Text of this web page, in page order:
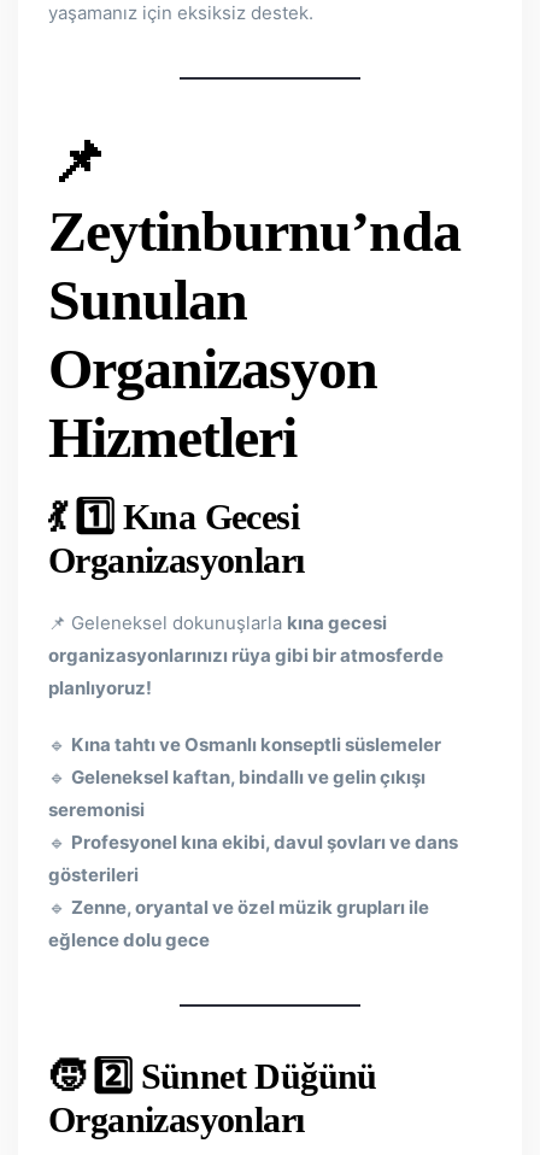
yaşamanız için eksiksiz destek.
📌
Zeytinburnu’nda
Sunulan
Organizasyon
Hizmetleri
💃 1️⃣ Kına Gecesi
Organizasyonları
📌 Geleneksel dokunuşlarla kına gecesi
organizasyonlarınızı rüya gibi bir atmosferde
planlıyoruz!
🔹 Kına tahtı ve Osmanlı konseptli süslemeler
🔹 Geleneksel kaftan, bindallı ve gelin çıkışı
seremonisi
🔹 Profesyonel kına ekibi, davul şovları ve dans
gösterileri
🔹 Zenne, oryantal ve özel müzik grupları ile
eğlence dolu gece
🧒 2️⃣ Sünnet Düğünü
Organizasyonları